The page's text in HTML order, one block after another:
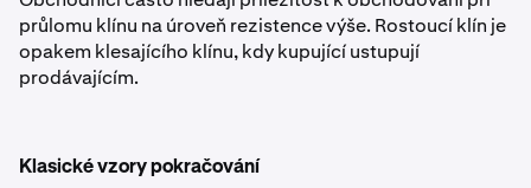
průlomu klínu na úroveň rezistence výše. Rostoucí klín je
opakem klesajícího klínu, kdy kupující ustupují
prodávajícím.
Klasické vzory pokračování